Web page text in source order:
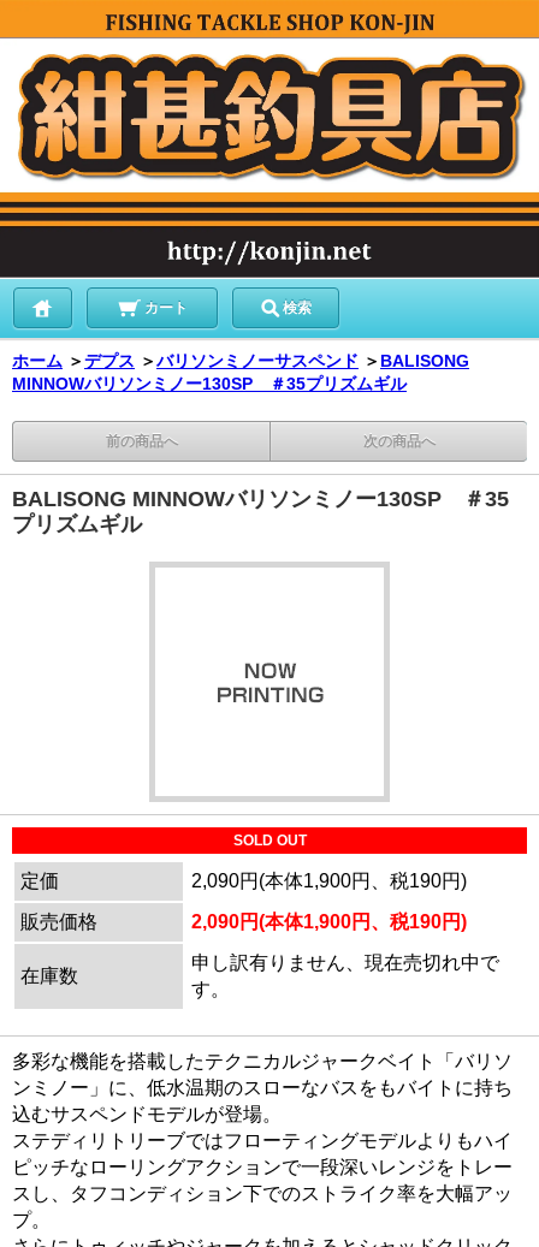
カート 検索
ホーム ＞デプス ＞バリソンミノーサスペンド ＞ BALISONG
MINNOWバリソンミノー130SP ＃35プリズムギル
前の商品へ 次の商品へ
BALISONG MINNOWバリソンミノー130SP ＃35
プリズムギル
SOLD OUT
定価
2,090円(本体1,900円、税190円)
販売価格
2,090円(本体1,900円、税190円)
在庫数
申し訳有りません、現在売切れ中で
す。
多彩な機能を搭載したテクニカルジャークベイト「バリソ
ンミノー」に、低水温期のスローなバスをもバイトに持ち
込むサスペンドモデルが登場。
ステディリトリーブではフローティングモデルよりもハイ
ピッチなローリングアクションで一段深いレンジをトレー
スし、タフコンディション下でのストライク率を大幅アッ
プ。